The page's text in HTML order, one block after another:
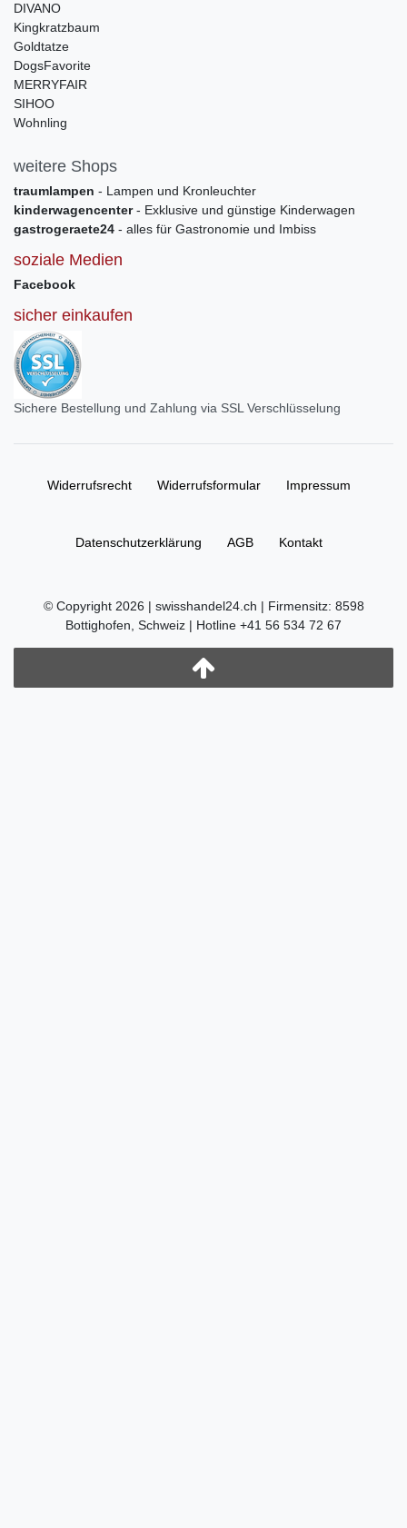
DIVANO
Kingkratzbaum
Goldtatze
DogsFavorite
MERRYFAIR
SIHOO
Wohnling
weitere Shops
traumlampen - Lampen und Kronleuchter
kinderwagencenter- Exklusive und günstige Kinderwagen
gastrogeraete24 - alles für Gastronomie und Imbiss
soziale Medien
Facebook
sicher einkaufen
Sichere Bestellung und Zahlung via SSL Verschlüsselung
Widerrufs­recht Widerrufs­formular Impressum
Daten­schutz­erklärung AGB Kontakt
© Copyright 2026 | swisshandel24.ch | Firmensitz: 8598
Bottighofen, Schweiz | Hotline +41 56 534 72 67